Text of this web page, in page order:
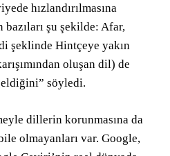
hızlandırılmasına
şu şekilde: Afar,
şeklinde Hintçeye yakın
oluşan dil) de
söyledi.
dillerin korunmasına da
olmayanları var. Google,